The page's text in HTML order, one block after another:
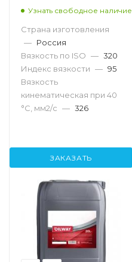
Узнать свободное наличие
Страна изготовления
— Россия
Вязкость по ISO — 320
Индекс вязкости — 95
Вязкость
кинематическая при 40
°С, мм2/с — 326
ЗАКАЗАТЬ